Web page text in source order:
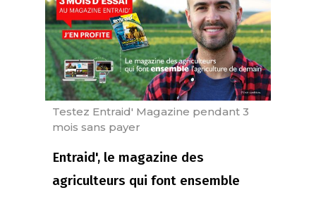
Testez Entraid' Magazine pendant 3
mois sans payer
Entraid', le magazine des
agriculteurs qui font ensemble